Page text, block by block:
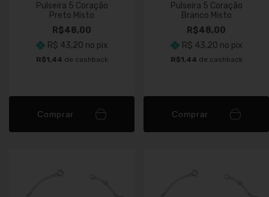
Pulseira 5 Coração
Preto Misto
R$48,00
R$ 43,20 no pix
R$1,44 de cashback
Comprar
Pulseira 5 Coração
Branco Misto
R$48,00
R$ 43,20 no pix
R$1,44 de cashback
Comprar